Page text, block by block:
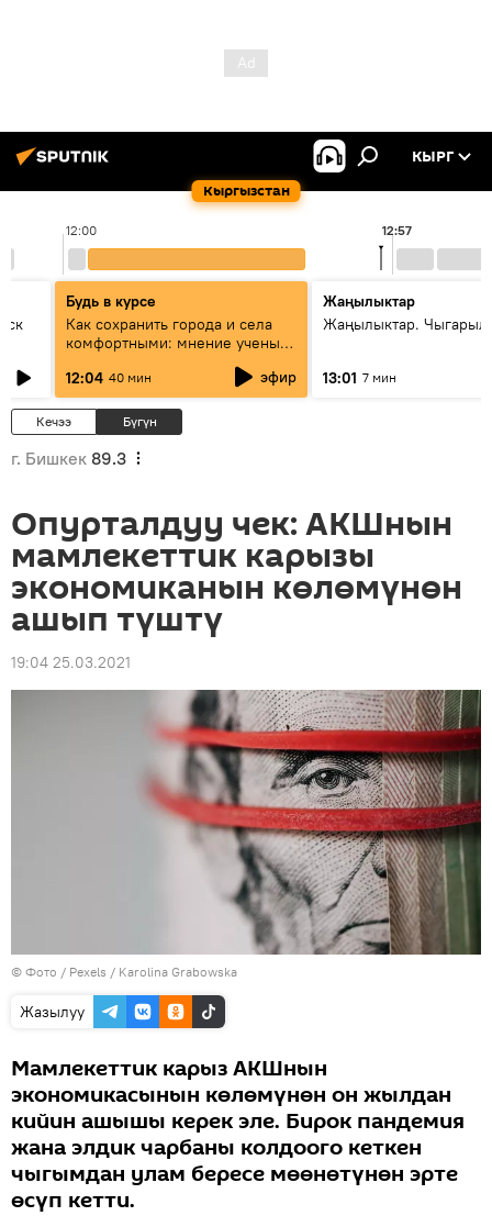
Кыргызстан
КЫРГ
12:00 12:57
Будь в курсе
Как сохранить города и села
комфортными: мнение ученых
12:04 40 мин эфир
Жаңылыктар
Жаңылыктар.
13:01 7 мин
Кечээ Бүгүн
г. Бишкек 89.3
Опурталдуу чек: АКШнын
мамлекеттик карызы
экономиканын көлөмүнөн
ашып түштү
19:04 25.03.2021
© Фото / Pexels / Karolina Grabowska
Жазылуу
Мамлекеттик карыз АКШнын
экономикасынын көлөмүнөн он жылдан
кийин ашышы керек эле. Бирок пандемия
жана элдик чарбаны колдоого кеткен
чыгымдан улам бересе мөөнөтүнөн эрте
өсүп кетти.